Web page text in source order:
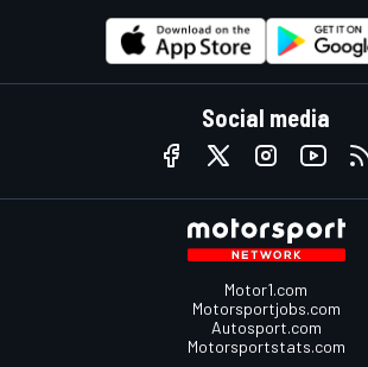
Social media
Motor1.com
Motorsportjobs.com
Autosport.com
Motorsportstats.com